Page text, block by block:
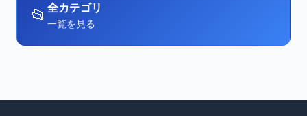
📂 全カテゴリ
一覧を見る